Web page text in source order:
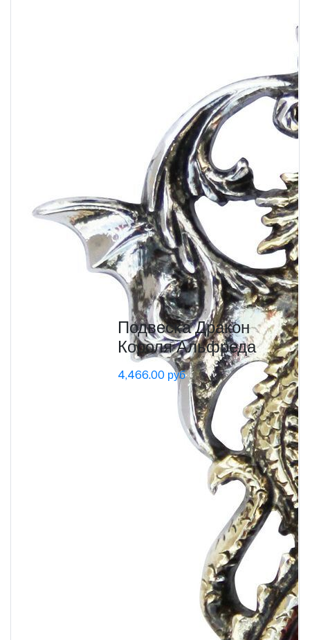
Подвеска Дракон
Короля Альфреда
4,466.00 руб